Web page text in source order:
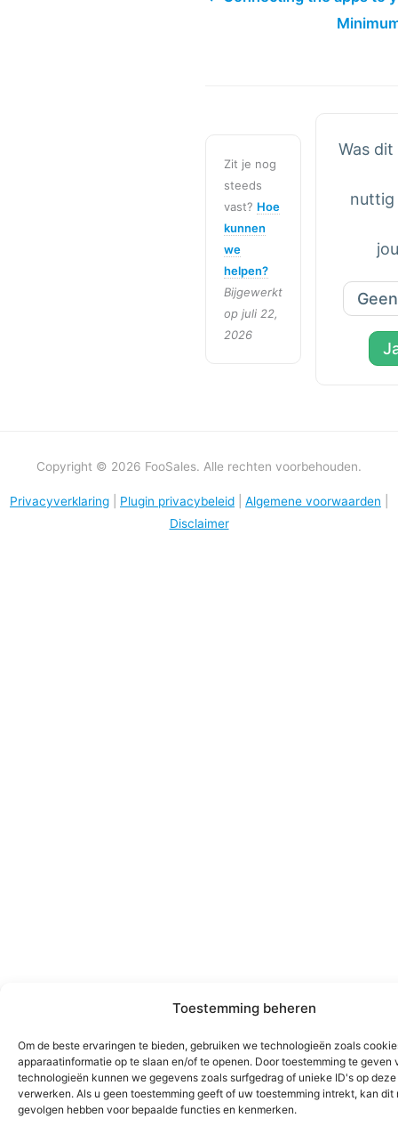
Toestemming beheren
Om de beste ervaringen te bieden, gebruiken we technologieën zoals
apparaatinformatie op te slaan en/of te openen. Door toestemming te geven
technologieën kunnen we gegevens zoals surfgedrag of unieke ID's op
verwerken. Als u geen toestemming geeft of uw toestemming intrekt, kan dit
gevolgen hebben voor bepaalde functies en kenmerken.
Zit je nog
steeds
vast? Hoe
kunnen
we
helpen?
Bijgewerkt
op juli 22,
2026
Was
Geen
Copyright © 2026 FooSales. Alle rechten voorbehouden.
Privacyverklaring Plugin privacybeleid Algemene voorwaarden
Disclaimer